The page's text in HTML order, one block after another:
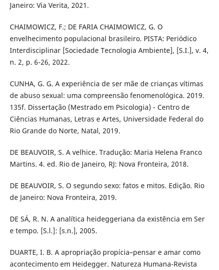
Janeiro: Via Verita, 2021.
CHAIMOWICZ, F.; DE FARIA CHAIMOWICZ, G. O
envelhecimento populacional brasileiro. PISTA: Periódico
Interdisciplinar [Sociedade Tecnologia Ambiente], [S.I.], v. 4,
n. 2, p. 6-26, 2022.
CUNHA, G. G. A experiência de ser mãe de crianças vítimas
de abuso sexual: uma compreensão fenomenológica. 2019.
135f. Dissertação (Mestrado em Psicologia) - Centro de
Ciências Humanas, Letras e Artes, Universidade Federal do
Rio Grande do Norte, Natal, 2019.
DE BEAUVOIR, S. A velhice. Tradução: Maria Helena Franco
Martins. 4. ed. Rio de Janeiro, RJ: Nova Fronteira, 2018.
DE BEAUVOIR, S. O segundo sexo: fatos e mitos. Edição. Rio
de Janeiro: Nova Fronteira, 2019.
DE SÁ, R. N. A analítica heideggeriana da existência em Ser
e tempo. [S.l.]: [s.n.], 2005.
DUARTE, I. B. A apropriação propícia–pensar e amar como
acontecimento em Heidegger. Natureza Humana-Revista